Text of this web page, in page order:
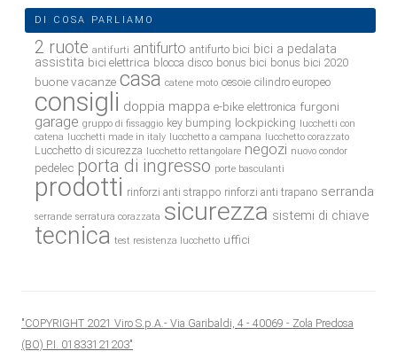
DI COSA PARLIAMO
2 ruote antifurti antifurto antifurto bici bici a pedalata
assistita bici elettrica blocca disco bonus bici bonus bici 2020
buone vacanze casa catene moto cesoie cilindro europeo
consigli doppia mappa e-bike elettronica furgoni
garage gruppo di fissaggio key bumping lockpicking
lucchetti con
catena
lucchetti made in italy lucchetto a campana lucchetto corazzato
Lucchetto di sicurezza lucchetto rettangolare negozi nuovo condor
pedelec porta di ingresso porte basculanti
prodotti rinforzi anti strappo rinforzi anti trapano serranda
serrande serratura corazzata sicurezza sistemi di chiave
tecnica test resistenza lucchetto uffici
"COPYRIGHT 2021 Viro S.p.A.- Via Garibaldi, 4 - 40069 - Zola Predosa
(BO) P.I. 01833121203"